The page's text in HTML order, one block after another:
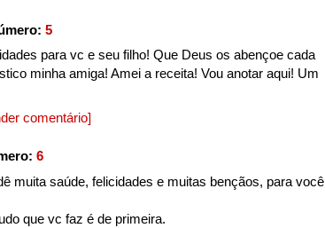
5
para vc e seu filho! Que Deus os abençoe cada
minha amiga! Amei a receita! Vou anotar aqui! Um
comentário]
6
muita saúde, felicidades e muitas bençãos, para você
que vc faz é de primeira.